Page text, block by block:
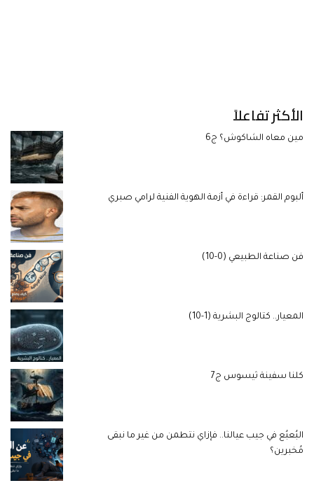
الأكثر تفاعلاً
مين معاه الشاكوش؟ ج6
ألبوم القمر: قراءة في أزمة الهوية الفنية لرامي صبري
فن صناعة الطبيعي (0-10)
المعيار.. كتالوج البشرية (1-10)
كلنا سفينة ثيسوس ج7
البُعبُع في جيب عيالنا.. فإزاي نتطمن من غير ما نبقى
مُخبرين؟